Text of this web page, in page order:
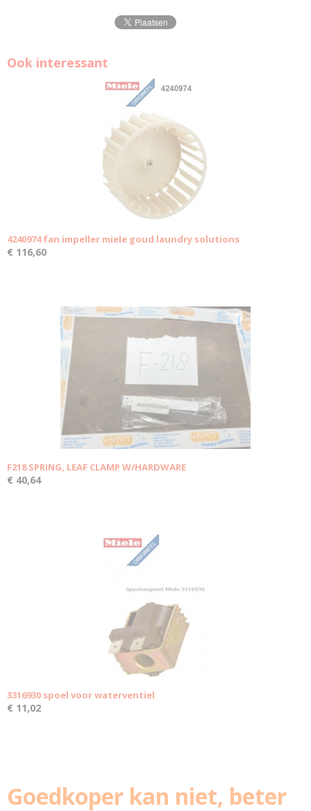
Ook interessant
4240974 fan impeller miele goud laundry solutions
€ 116,60
F218 SPRING, LEAF CLAMP W/HARDWARE
€ 40,64
3316930 spoel voor waterventiel
€ 11,02
Goedkoper kan niet, beter